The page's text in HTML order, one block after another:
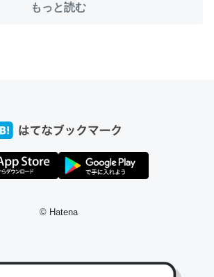
環境作ったけどAlexaしか使わないので
もっと読む
© Hatena